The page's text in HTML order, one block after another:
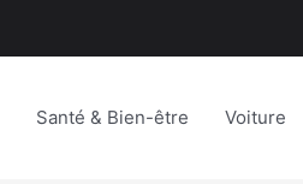
Santé & Bien-être Voiture